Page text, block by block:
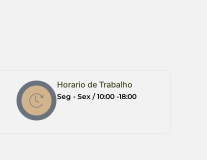
Horario de Trabalho
Seg - Sex / 10:00 -18:00